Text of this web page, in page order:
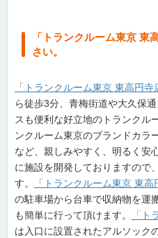
「トランクルーム東京 東
さい。
「トランクルーム東京 東高円寺
ら徒歩3分、青梅街道や大久保
スも便利な好立地のトランクル
ンクルーム東京のブランドカラ
など、親しみやすく、明るく安
に施設を開発しておりますので
す。
「トランクルーム東京 東高
の駐車場から台車で収納物を運
も簡単に行って頂けます。
「ト
は入口に設置されたアルソック